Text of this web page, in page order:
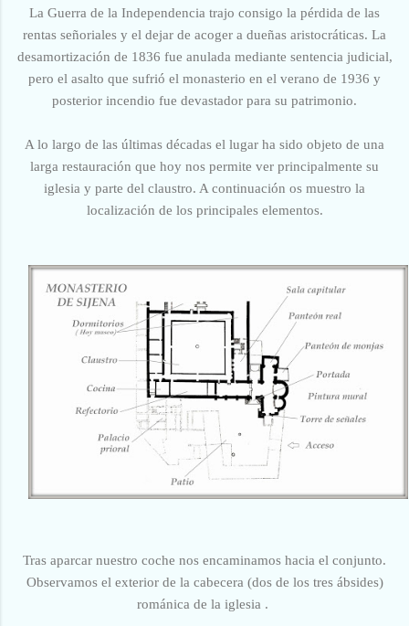
La Guerra de la Independencia trajo consigo la pérdida de las
rentas señoriales y el dejar de acoger a dueñas aristocráticas. La
desamortización de 1836 fue anulada mediante sentencia judicial,
pero el asalto que sufrió el monasterio en el verano de 1936 y
posterior incendio fue devastador para su patrimonio.
A lo largo de las últimas décadas el lugar ha sido objeto de una
larga restauración que hoy nos permite ver principalmente su
iglesia y parte del claustro. A continuación os muestro la
localización de los principales elementos.
Tras aparcar nuestro coche nos encaminamos hacia el conjunto.
Observamos el exterior de la cabecera (dos de los tres ábsides)
románica de la iglesia .